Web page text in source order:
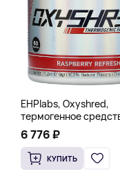
EHPlabs, Oxyshred,
термогенное
сжигания жира,
освежение, 318 г
6 776 ₽
КУПИТЬ